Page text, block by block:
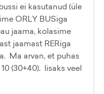
ei kasutanud (üle
ORLY BUSiga
jaama, kolasime
jaamast RERiga
Ma arvan, et puhas
(30+40). lisaks veel